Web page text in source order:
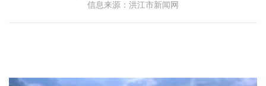
信息来源：洪江市新闻网